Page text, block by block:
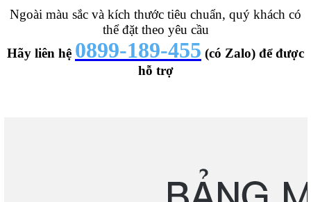
Ngoài màu sắc và kích thước tiêu chuẩn, quý khách có
thể đặt theo yêu cầu
Hãy liên hệ 0899-189-455 (có Zalo) để được
hỗ trợ